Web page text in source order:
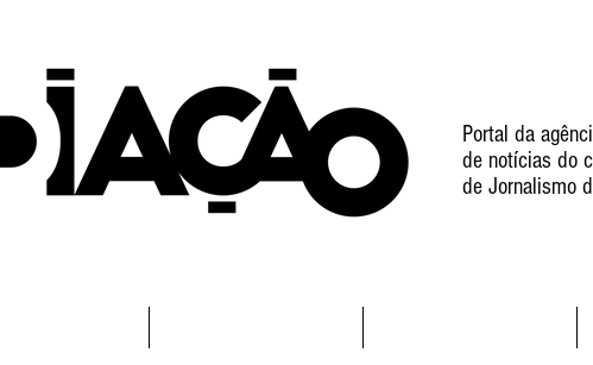
Portal da
de notícias do
de Jornalismo